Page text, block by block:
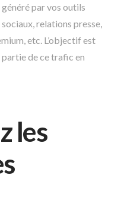
par vos outils
relations presse,
etc. L’objectif est
de ce trafic en
les